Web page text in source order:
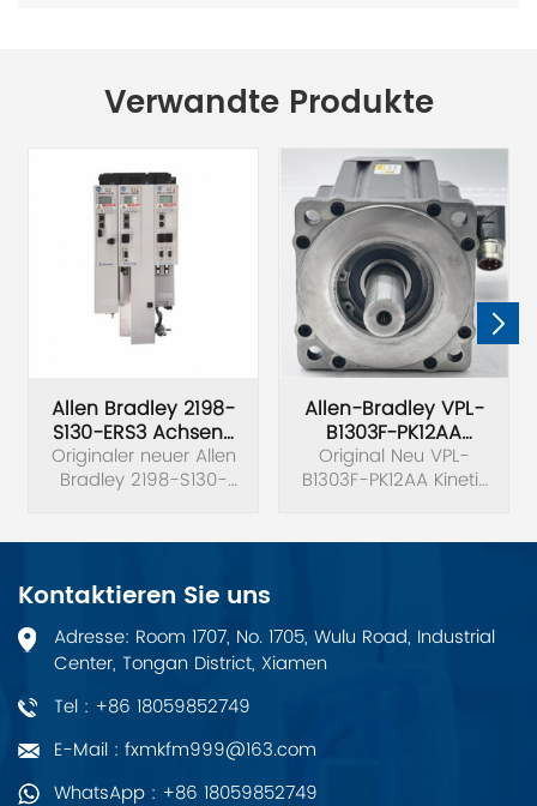
Verwandte Produkte
Allen Bradley 2198-
S130-ERS3 Achsen-
Servoantrieb
Originaler neuer Allen
Bradley 2198-S130-
Allen-Bradley VPL-
B1303F-PK12AA
Motoren Mit Geringer
Trägheit
Original Neu VPL-
B1303F-PK12AA Kinetix
V.
Kontaktieren Sie uns
Adresse: Room 1707, No. 1705, Wulu Road, Industrial
Center, Tongan District, Xiamen
Tel : +86 18059852749
E-Mail : fxmkfm999@163.com
WhatsApp : +86 18059852749